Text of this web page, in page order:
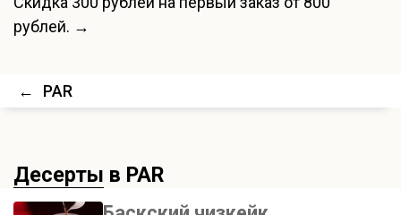
рублей. →
← PAR
Десерты в PAR